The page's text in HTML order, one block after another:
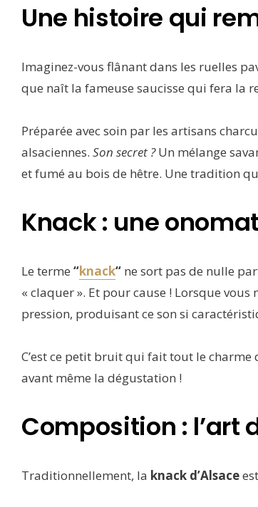
Une histoire qui
Imaginez-vous flânant dans les ruelles
que naît la fameuse saucisse qui fera la
Préparée avec soin par les artisans
alsaciennes. Son secret ?Un mélange
et fumé au bois de hêtre. Une tradition
Knack : une
Le terme “knack“ ne sort pas de nulle
« claquer ». Et pour cause ! Lorsque
pression, produisant ce son si
C’est ce petit bruit qui fait tout le
avant même la dégustation !
Composition :
Traditionnellement, la knack d’Alsace